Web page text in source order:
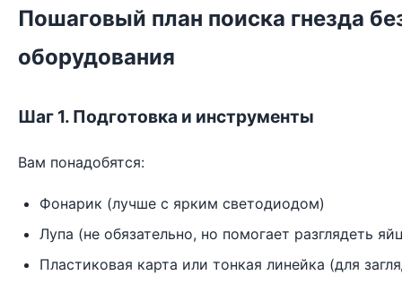
Пошаговый план поиска гнезда
оборудования
Шаг 1. Подготовка и инструменты
Вам понадобятся:
Фонарик (лучше с ярким светодиодом)
Лупа (не обязательно, но помогает разглядеть
Пластиковая карта или тонкая линейка (для